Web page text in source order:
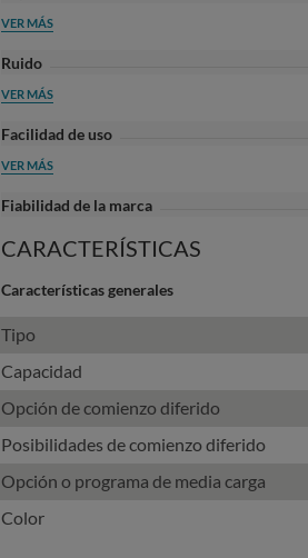
VER MÁS
Ruido
VER MÁS
Facilidad de uso
VER MÁS
Fiabilidad de la marca
CARACTERÍSTICAS
Características generales
Tipo
Capacidad
Opción de comienzo diferido
Posibilidades de comienzo diferido
Opción o programa de media carga
Color